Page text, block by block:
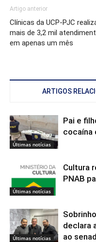
Artigo anterior
Clínicas da UCP-PJC
mais de 3,2 mil
em apenas um mês
ARTIGOS
Últimas notícias
Pai e
cocaína
Últimas notícias
Cultura
PNAB
Últimas notícias
declara
ao